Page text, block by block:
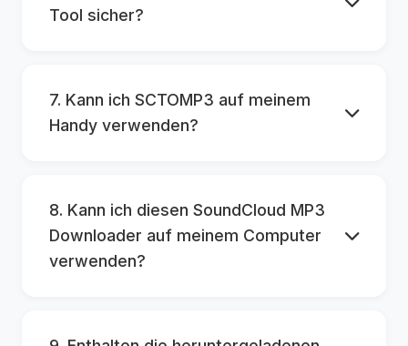
Tool sicher?
7. Kann ich SCTOMP3 auf meinem
Handy verwenden?
8. Kann ich diesen SoundCloud MP3
Downloader auf meinem Computer
verwenden?